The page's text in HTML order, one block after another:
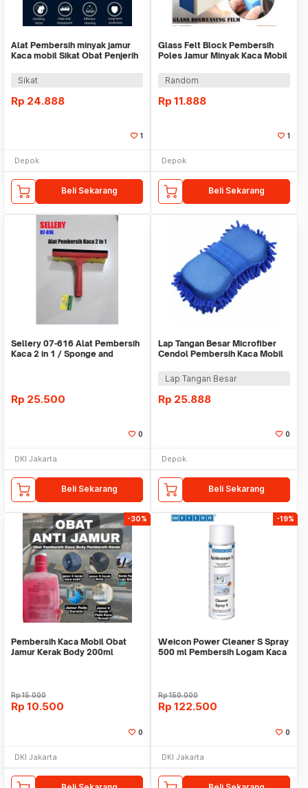
Alat Pembersih minyak jamur
Kaca mobil Sikat Obat Penjerih
Sikat
Rp 24.888
1
Depok
Beli Sekarang
Glass Felt Block Pembersih
Poles Jamur Minyak Kaca Mobil
Random
Rp 11.888
1
Depok
Beli Sekarang
Sellery 07-616 Alat Pembersih
Kaca 2 in 1 / Sponge and
Rp 25.500
0
DKI Jakarta
Beli Sekarang
Lap Tangan Besar Microfiber
Cendol Pembersih Kaca Mobil
Lap Tangan Besar
Rp 25.888
0
Depok
Beli Sekarang
-30%
Pembersih Kaca Mobil Obat
Jamur Kerak Body 200ml
Rp15.000
Rp 10.500
0
DKI Jakarta
-19%
Weicon Power Cleaner S Spray
500 ml Pembersih Logam Kaca
Rp150.000
Rp 122.500
0
DKI Jakarta